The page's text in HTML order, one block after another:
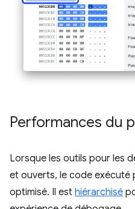
Performances du
Lorsque les outils pour les
et ouverts, le code exécuté
optimisé. Il est hiérarchisé